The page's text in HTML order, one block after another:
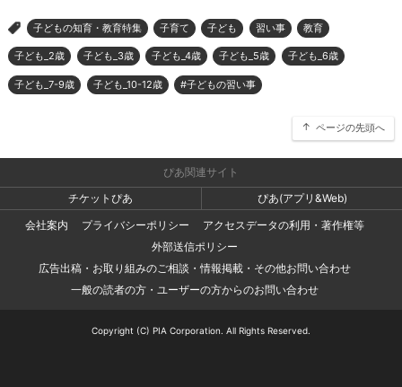
> 子どもの知育・教育特集 子育て 子ども 習い事 教育
子ども_2歳 子ども_3歳 子ども_4歳 子ども_5歳 子ども_6歳
子ども_7-9歳 子ども_10-12歳 #子どもの習い事
ページの先頭へ
ぴあ関連サイト
チケットぴあ
ぴあ(アプリ&Web)
会社案内
プライバシーポリシー
アクセスデータの利用・著作権等
外部送信ポリシー
広告出稿・お取り組みのご相談・情報掲載・その他お問い合わせ
一般の読者の方・ユーザーの方からのお問い合わせ
Copyright (C) PIA Corporation. All Rights Reserved.